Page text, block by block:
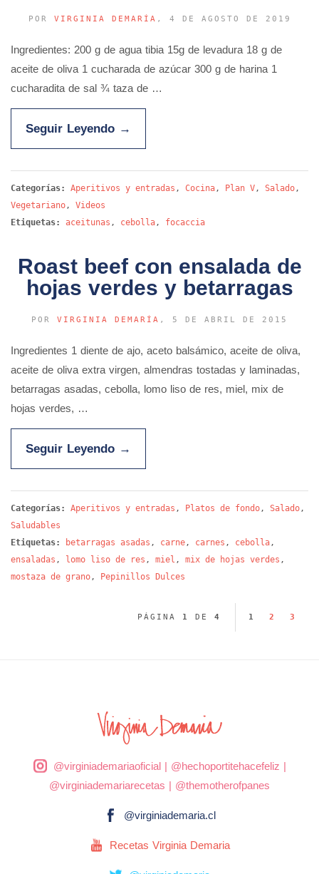
POR VIRGINIA DEMARÍA , 4 DE AGOSTO DE 2019
Ingredientes: 200 g de agua tibia 15g de levadura 18 g de
aceite de oliva 1 cucharada de azúcar 300 g de harina 1
cucharadita de sal ¾ taza de …
Seguir Leyendo →
Categorías: Aperitivos y entradas , Cocina, Plan V, Salado,
Vegetariano, Videos
Etiquetas:
aceitunas , cebolla, focaccia
Roast beef con ensalada de
hojas verdes y betarragas
POR VIRGINIA DEMARÍA , 5 DE ABRIL DE 2015
Ingredientes 1 diente de ajo, aceto balsámico, aceite de oliva,
aceite de oliva extra virgen, almendras tostadas y laminadas,
betarragas asadas, cebolla, lomo liso de res, miel, mix de
hojas verdes, …
Seguir Leyendo →
Categorías: Aperitivos y entradas , Platos de fondo, Salado,
Saludables
Etiquetas:
betarragas asadas , carne, carnes , cebolla,
ensaladas , lomo liso de res , miel , mix de hojas verdes ,
mostaza de grano, Pepinillos Dulces
1 2 3
PÁGINA 1 DE 4
@virginiademariaoficial| @hechoportitehacefeliz |
@virginiademariarecetas | @themotherofpanes
@virginiademaria.cl
Recetas Virginia Demaria